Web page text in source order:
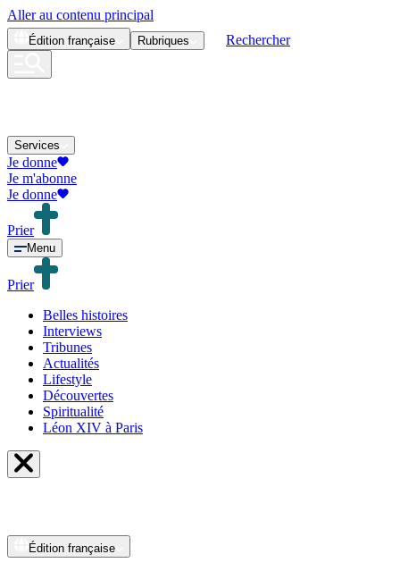
Aller au contenu principal
Édition française Rubriques Rechercher
Services
Je donne
Je m'abonne
Je donne
Prier
Menu
Prier
Belles histoires
Interviews
Tribunes
Actualités
Lifestyle
Découvertes
Spiritualité
Léon XIV à Paris
Édition française